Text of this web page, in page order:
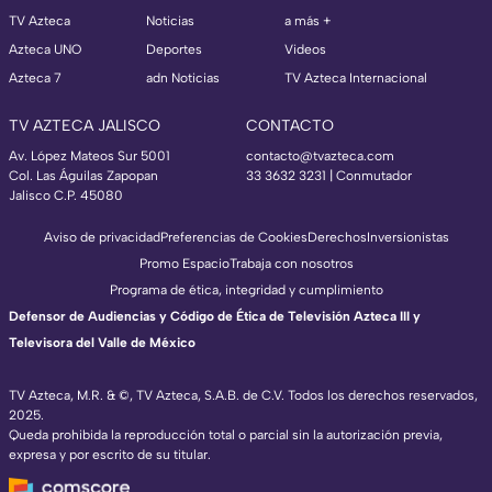
TV Azteca
Azteca UNO
Azteca 7
Noticias
Deportes
adn Noticias
a más +
Videos
TV Azteca Internacional
TV AZTECA JALISCO
Av. López Mateos Sur 5001
Col. Las Águilas Zapopan
Jalisco C.P. 45080
CONTACTO
contacto@tvazteca.com
33 3632 3231 | Conmutador
TV Azteca, M.R. & ©, TV Azteca, S.A.B. de C.V. Todos los derechos reservados,
2025.
Queda prohibida la reproducción total o parcial sin la autorización previa,
expresa y por escrito de su titular.
Aviso de privacidadPreferencias de CookiesDerechosInversionistas
Promo EspacioTrabaja con nosotros
Programa de ética, integridad y cumplimiento
Defensor de Audiencias y Código de Ética de Televisión Azteca III y
Televisora del Valle de México